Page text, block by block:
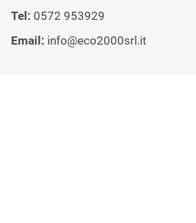
Tel: 0572 953929
Email: info@eco2000srl.it